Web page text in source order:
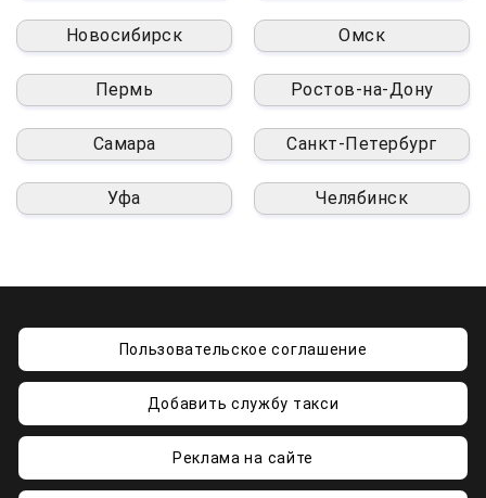
Новосибирск Омск
Пермь Ростов-на-Дону
Самара Санкт-Петербург
Уфа Челябинск
Пользовательское соглашение
Добавить службу такси
Реклама на сайте